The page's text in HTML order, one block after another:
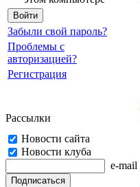
Забыли свой пароль?
Проблемы с
авторизацией?
Регистрация
Рассылки
Новости сайта
Новости клуба
e-mail